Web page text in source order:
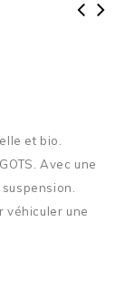
et bio.
Avec une
véhiculer une